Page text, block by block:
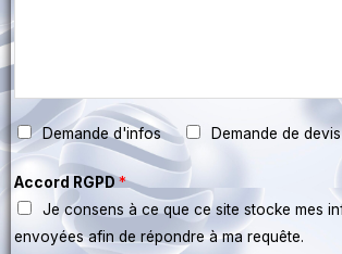
Demande d'infos Demande de devis
Accord RGPD*
Je consens à ce que ce site stocke mes
envoyées afin de répondre à ma requête.